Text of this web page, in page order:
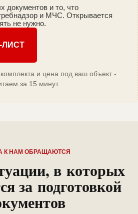
документов и то, что
и МЧС. Открывается
не нужно.
ЛИСТ
и цена под ваш объект -
за 15 минут.
К НАМ ОБРАЩАЮТСЯ
в которых
за подготовкой